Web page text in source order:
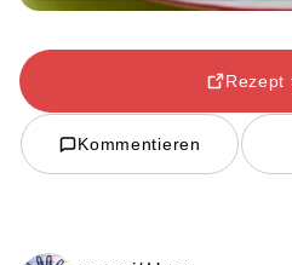
Rezept
Kommentieren